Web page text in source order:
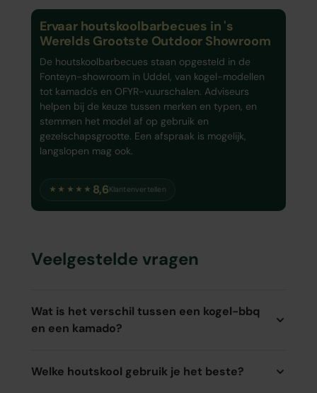
Ervaar houtskoolbarbecues in 's
Werelds Grootste Outdoor Showroom
De houtskoolbarbecues staan opgesteld in de
Fonteyn-showroom in Uddel, van kogel-modellen
tot kamado's en OFYR-vuurschalen. Adviseurs
helpen bij de keuze tussen merken en typen, en
stemmen het model af op gebruik en
gezelschapsgrootte. Een afspraak is mogelijk,
langslopen mag ook.
★★★★★ 8,6Klantenvertellen
Veelgestelde vragen
Wat is het verschil tussen een kogel-bbq
en een kamado?
Welke houtskool gebruik je het beste?